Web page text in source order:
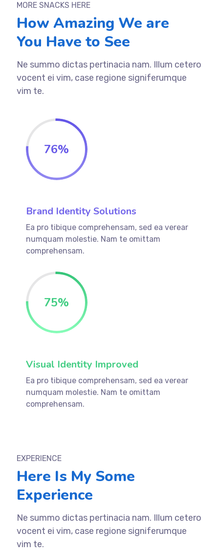
MORE SNACKS HERE
How Amazing We are
You Have to See
Ne summo dictas pertinacia nam. Illum cetero
vocent ei vim, case regione signiferumque
vim te.
76%
Brand Identity Solutions
Ea pro tibique comprehensam, sed ea verear
numquam molestie. Nam te omittam
comprehensam.
75%
Visual Identity Improved
Ea pro tibique comprehensam, sed ea verear
numquam molestie. Nam te omittam
comprehensam.
EXPERIENCE
Here Is My Some
Experience
Ne summo dictas pertinacia nam. Illum cetero
vocent ei vim, case regione signiferumque
vim te.